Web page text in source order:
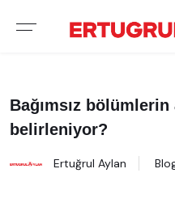
Bağımsız bölümlerin
belirleniyor?
Ertuğrul Aylan
EMLAK SITELERIMIZ
EMLAK OFISLERIMIZ